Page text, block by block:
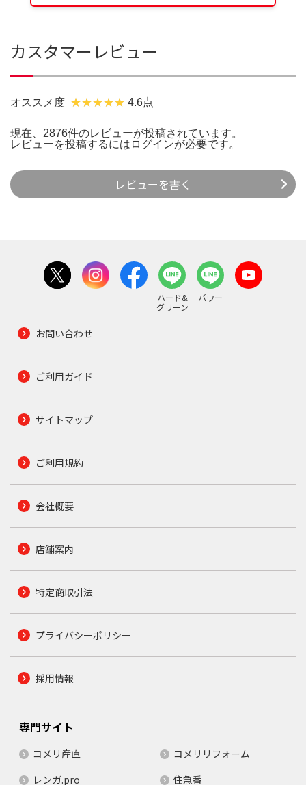
カスタマーレビュー
オススメ度 4.6点
現在、2876件のレビューが投稿されています。
レビューを投稿するには ログインが必要です。
レビューを書く
ハード&
グリーン
パワー
お問い合わせ
ご利用ガイド
サイトマップ
ご利用規約
会社概要
店舗案内
特定商取引法
プライバシーポリシー
採用情報
専門サイト
コメリ産直
コメリリフォーム
レンガ.pro
住急番